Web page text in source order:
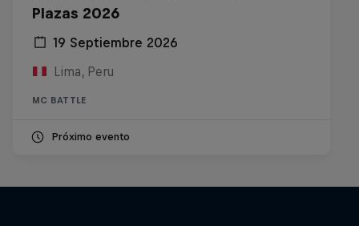
Plazas 2026
19 Septiembre 2026
Lima, Peru
MC BATTLE
Próximo evento